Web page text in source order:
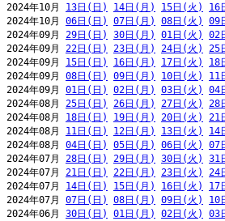
2024年10月 13日(日) 14日(月) 15日(火) 16
2024年10月 06日(日) 07日(月) 08日(火) 09
2024年09月 29日(日) 30日(月) 01日(火) 02
2024年09月 22日(日) 23日(月) 24日(火) 25
2024年09月 15日(日) 16日(月) 17日(火) 18
2024年09月 08日(日) 09日(月) 10日(火) 11
2024年09月 01日(日) 02日(月) 03日(火) 04
2024年08月 25日(日) 26日(月) 27日(火) 28
2024年08月 18日(日) 19日(月) 20日(火) 21
2024年08月 11日(日) 12日(月) 13日(火) 14
2024年08月 04日(日) 05日(月) 06日(火) 07
2024年07月 28日(日) 29日(月) 30日(火) 31
2024年07月 21日(日) 22日(月) 23日(火) 24
2024年07月 14日(日) 15日(月) 16日(火) 17
2024年07月 07日(日) 08日(月) 09日(火) 10
2024年06月 30日(日) 01日(月) 02日(火) 03